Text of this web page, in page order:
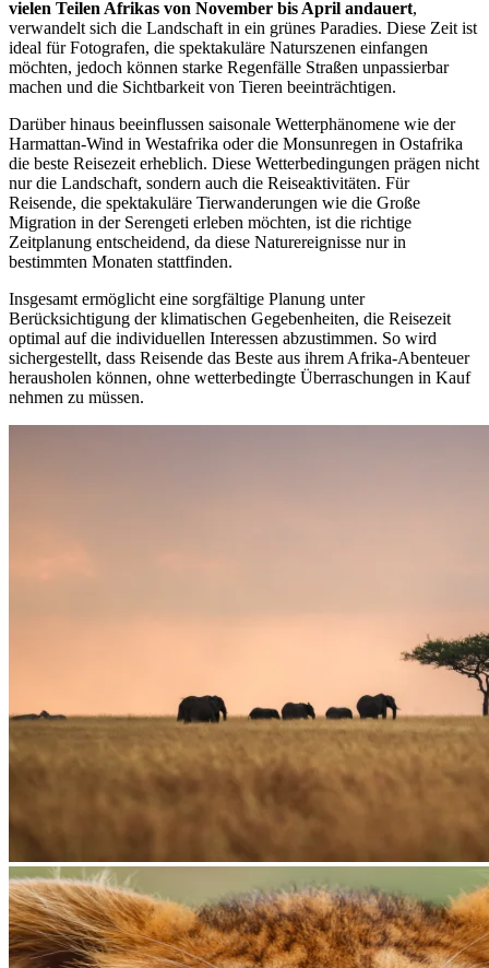
vielen Teilen Afrikas von November bis April andauert,
verwandelt sich die Landschaft in ein grünes Paradies. Diese Zeit ist
ideal für Fotografen, die spektakuläre Naturszenen einfangen
möchten, jedoch können starke Regenfälle Straßen unpassierbar
machen und die Sichtbarkeit von Tieren beeinträchtigen.
Darüber hinaus beeinflussen saisonale Wetterphänomene wie der
Harmattan-Wind in Westafrika oder die Monsunregen in Ostafrika
die beste Reisezeit erheblich. Diese Wetterbedingungen prägen nicht
nur die Landschaft, sondern auch die Reiseaktivitäten. Für
Reisende, die spektakuläre Tierwanderungen wie die Große
Migration in der Serengeti erleben möchten, ist die richtige
Zeitplanung entscheidend, da diese Naturereignisse nur in
bestimmten Monaten stattfinden.
Insgesamt ermöglicht eine sorgfältige Planung unter
Berücksichtigung der klimatischen Gegebenheiten, die Reisezeit
optimal auf die individuellen Interessen abzustimmen. So wird
sichergestellt, dass Reisende das Beste aus ihrem Afrika-Abenteuer
herausholen können, ohne wetterbedingte Überraschungen in Kauf
nehmen zu müssen.